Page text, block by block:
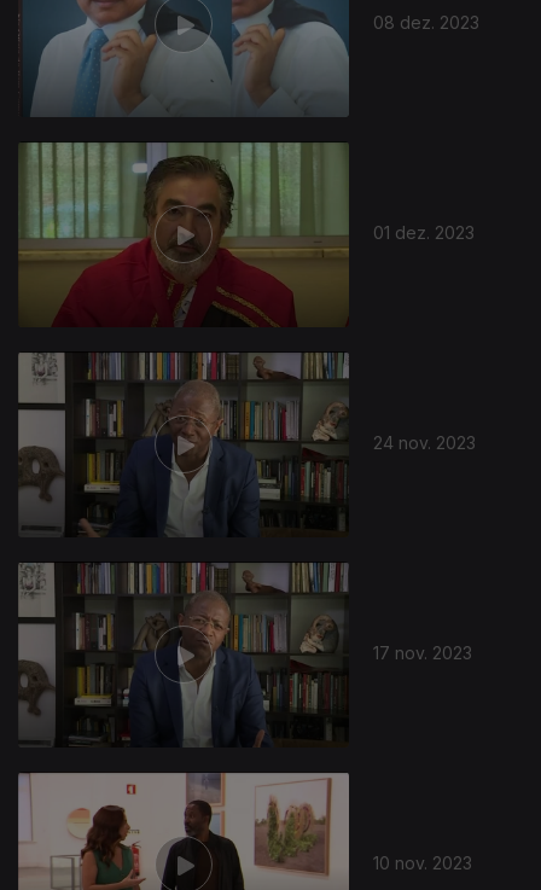
08 dez. 2023
01 dez. 2023
24 nov. 2023
17 nov. 2023
10 nov. 2023